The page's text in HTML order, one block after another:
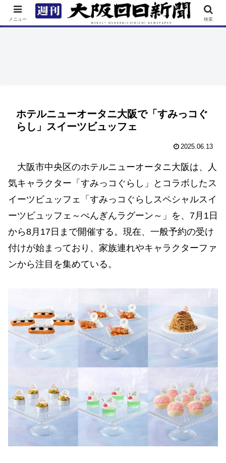
TOP 特集 ニュース 連載 街ネタ イベント
ホテルニューオータニ大阪で「すみっコぐ
らし」スイーツビュッフェ
2025.06.13
大阪市中央区のホテルニューオータニ大阪は、人
気キャラクター「すみっコぐらし」とコラボしたス
イーツビュッフェ「すみっコぐらしスペシャルスイ
ーツビュッフェ～ぺんぎんラグーン～」を、7月1日
から8月17日まで開催する。現在、一般予約の受け
付けが始まっており、家族連れやキャラクターファ
ンから注目を集めている。
メニュー 検索